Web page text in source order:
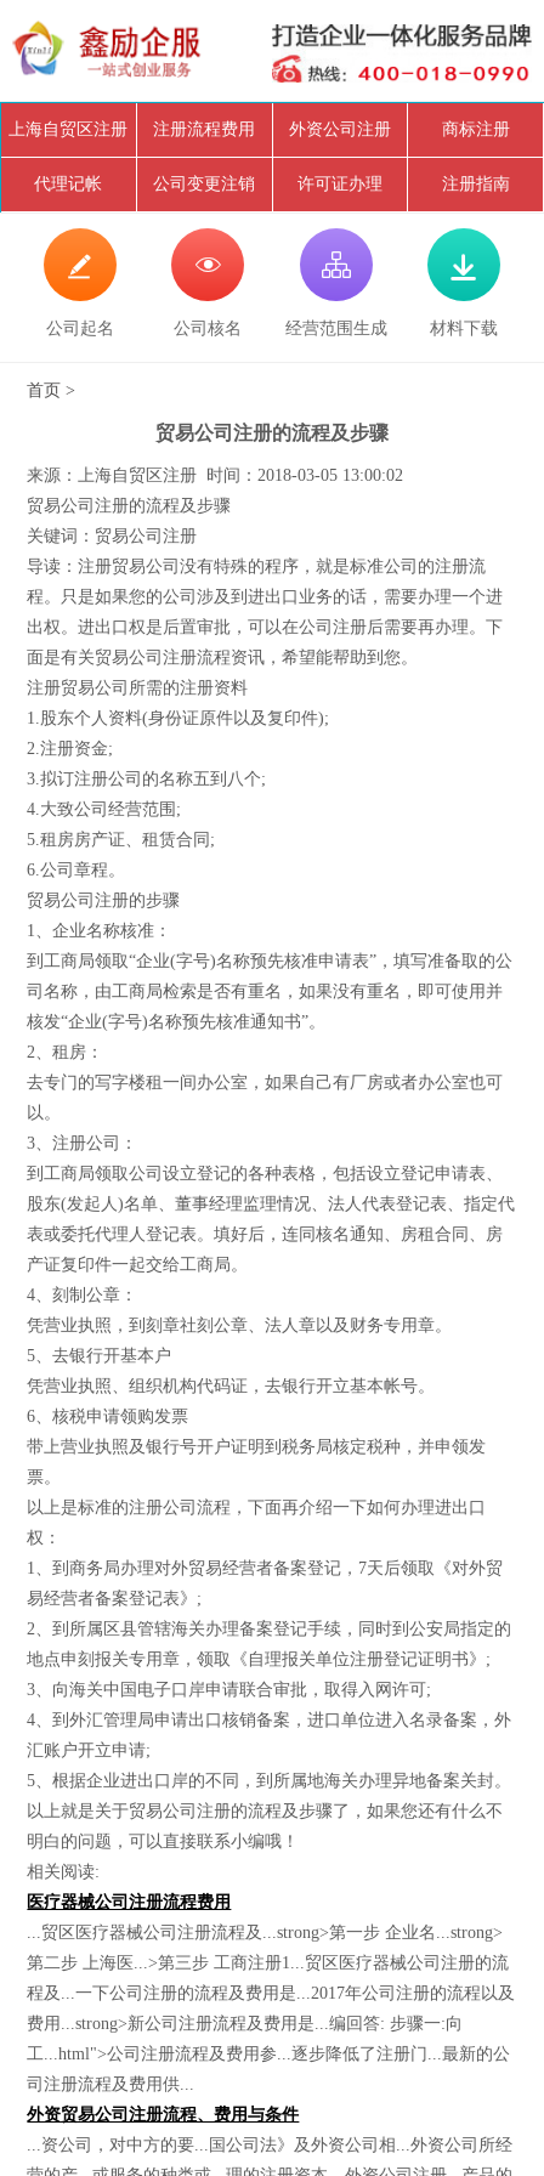
上海自贸区注册 注册流程费用 外资公司注册 商标注册
代理记帐 公司变更注销 许可证办理 注册指南

公司起名

公司核名

经营范围生成

材料下载
首页 >
贸易公司注册的流程及步骤
来源：上海自贸区注册 时间：2018-03-05 13:00:02
贸易公司注册的流程及步骤
关键词：贸易公司注册
导读：注册贸易公司没有特殊的程序，就是标准公司的注册流
程。只是如果您的公司涉及到进出口业务的话，需要办理一个进
出权。进出口权是后置审批，可以在公司注册后需要再办理。下
面是有关贸易公司注册流程资讯，希望能帮助到您。
注册贸易公司所需的注册资料
1.股东个人资料(身份证原件以及复印件);
2.注册资金;
3.拟订注册公司的名称五到八个;
4.大致公司经营范围;
5.租房房产证、租赁合同;
6.公司章程。
贸易公司注册的步骤
1、企业名称核准：
到工商局领取“企业(字号)名称预先核准申请表”，填写准备取的公
司名称，由工商局检索是否有重名，如果没有重名，即可使用并
核发“企业(字号)名称预先核准通知书”。
2、租房：
去专门的写字楼租一间办公室，如果自己有厂房或者办公室也可
以。
3、注册公司：
到工商局领取公司设立登记的各种表格，包括设立登记申请表、
股东(发起人)名单、董事经理监理情况、法人代表登记表、指定代
表或委托代理人登记表。填好后，连同核名通知、房租合同、房
产证复印件一起交给工商局。
4、刻制公章：
凭营业执照，到刻章社刻公章、法人章以及财务专用章。
5、去银行开基本户
凭营业执照、组织机构代码证，去银行开立基本帐号。
6、核税申请领购发票
带上营业执照及银行号开户证明到税务局核定税种，并申领发
票。
以上是标准的注册公司流程，下面再介绍一下如何办理进出口
权：
1、到商务局办理对外贸易经营者备案登记，7天后领取《对外贸
易经营者备案登记表》;
2、到所属区县管辖海关办理备案登记手续，同时到公安局指定的
地点申刻报关专用章，领取《自理报关单位注册登记证明书》;
3、向海关中国电子口岸申请联合审批，取得入网许可;
4、到外汇管理局申请出口核销备案，进口单位进入名录备案，外
汇账户开立申请;
5、根据企业进出口岸的不同，到所属地海关办理异地备案关封。
以上就是关于贸易公司注册的流程及步骤了，如果您还有什么不
明白的问题，可以直接联系小编哦！
相关阅读:
医疗器械公司注册流程费用
...贸区医疗器械公司注册流程及...strong>第一步 企业名...strong>
第二步 上海医...>第三步 工商注册1...贸区医疗器械公司注册的流
程及...一下公司注册的流程及费用是...2017年公司注册的流程以及
费用...strong>新公司注册流程及费用是...编回答: 步骤一:向
工...html">公司注册流程及费用参...逐步降低了注册门...最新的公
司注册流程及费用供...
外资贸易公司注册流程、费用与条件
...资公司，对中方的要...国公司法》及外资公司相...外资公司所经